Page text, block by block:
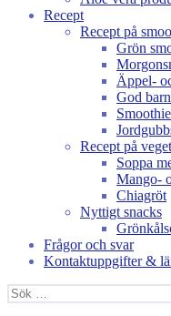
Recept
Recept på
Grön
Äppel-
God
Recept på
Soppa
Mango-
Chiagröt
Nyttigt snacks
Frågor och svar
Kontaktuppgifter &
Sök
efter: